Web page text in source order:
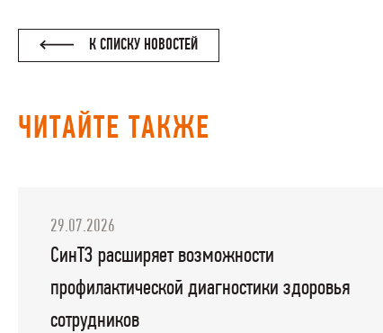
К СПИСКУ НОВОСТЕЙ
ЧИТАЙТЕ ТАКЖЕ
29.07.2026
СинТЗ расширяет возможности
профилактической диагностики здоровья
сотрудников